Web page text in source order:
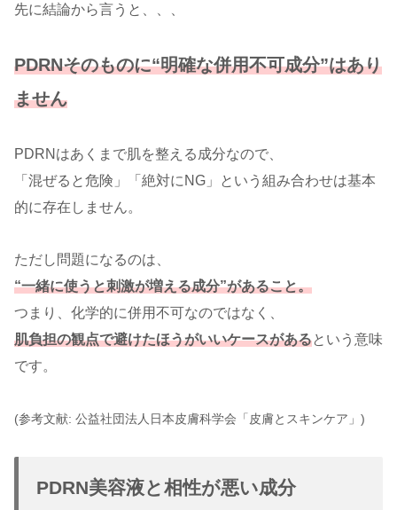
先に結論から言うと、、、
PDRNそのものに“明確な併用不可成分”はあり
ません
PDRNはあくまで肌を整える成分なので、
「混ぜると危険」「絶対にNG」という組み合わせは基本
的に存在しません。
ただし問題になるのは、
“一緒に使うと刺激が増える成分”があること。
つまり、化学的に併用不可なのではなく、
肌負担の観点で避けたほうがいいケースがあるという意味
です。
(参考文献: 公益社団法人日本皮膚科学会「皮膚とスキンケア」)
PDRN美容液と相性が悪い成分